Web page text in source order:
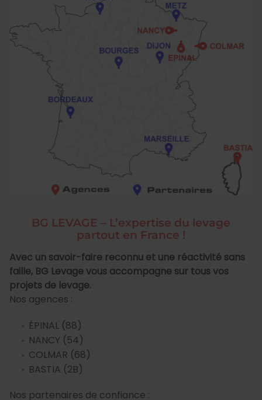
BG LEVAGE – L’expertise du levage
partout en France !
Avec un savoir-faire reconnu et une réactivité sans
faille, BG Levage vous accompagne sur tous vos
projets de levage.
Nos agences :
ÉPINAL (88)
NANCY (54)
COLMAR (68)
BASTIA (2B)
Nos partenaires de confiance :